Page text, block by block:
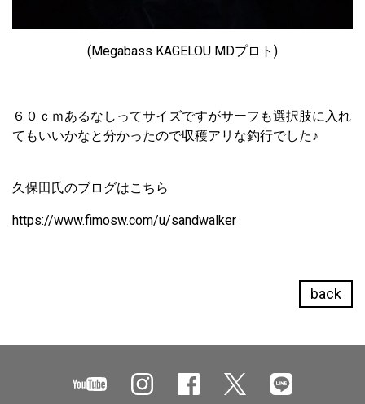
(Megabass KAGELOU MDプロト)
６０ｃｍあるなしってサイズですがサーフも選択肢に入れ
てもいいかなと分かったので収穫アリな釣行でした♪
久保田氏のブログはこちら
https://www.fimosw.com/u/sandwalker
back